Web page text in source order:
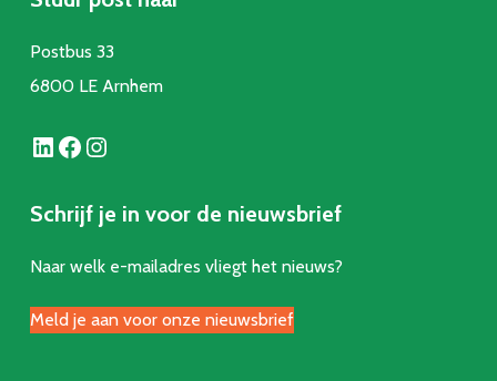
Postbus 33
6800 LE Arnhem
LinkedIn Facebook Instagram
Schrijf je in voor de nieuwsbrief
Naar welk e-mailadres vliegt het nieuws?
Meld je aan voor onze nieuwsbrief